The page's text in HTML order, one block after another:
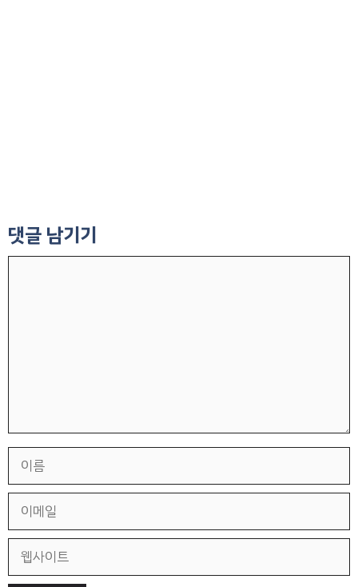
댓글 남기기
일